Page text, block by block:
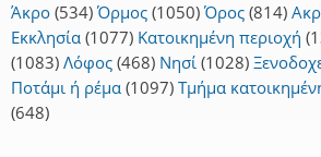
Άκρο (534) Όρμος (1050) Όρος (814)
Εκκλησία (1077) Κατοικημένη περιοχή
(1083) Λόφος (468) Νησί (1028)
Ποτάμι ή ρέμα (1097) Τμήμα
(648)